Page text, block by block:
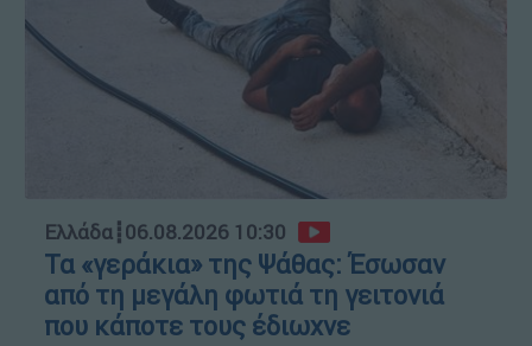
Ελλάδα┋06.08.2026 10:30
Τα «γεράκια» της Ψάθας: Έσωσαν
από τη μεγάλη φωτιά τη γειτονιά
που κάποτε τους έδιωχνε